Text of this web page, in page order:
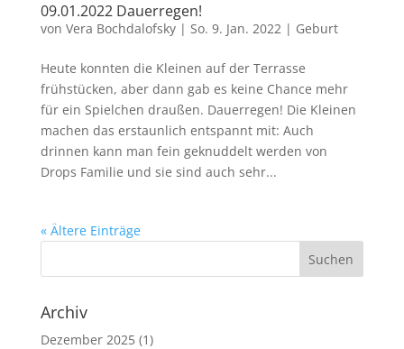
09.01.2022 Dauerregen!
von Vera Bochdalofsky| So. 9. Jan. 2022| Geburt
Heute konnten die Kleinen auf der Terrasse
frühstücken, aber dann gab es keine Chance mehr
für ein Spielchen draußen. Dauerregen! Die Kleinen
machen das erstaunlich entspannt mit: Auch
drinnen kann man fein geknuddelt werden von
Drops Familie und sie sind auch sehr...
« Ältere Einträge
Archiv
Dezember 2025(1)